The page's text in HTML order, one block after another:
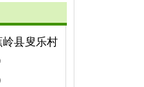
县叟乐村